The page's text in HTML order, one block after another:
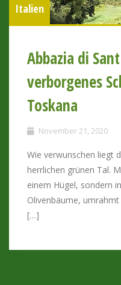
Italien
Abbazia di
verborgenes
Toskana
November 21, 2020
Wie verwunschen liegt
herrlichen grünen Tal.
einem Hügel, sondern
Olivenbäume,
[…]